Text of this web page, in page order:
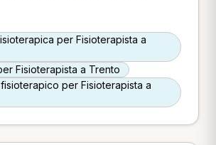
per Fisioterapista a
Fisioterapista a Trento
per Fisioterapista a